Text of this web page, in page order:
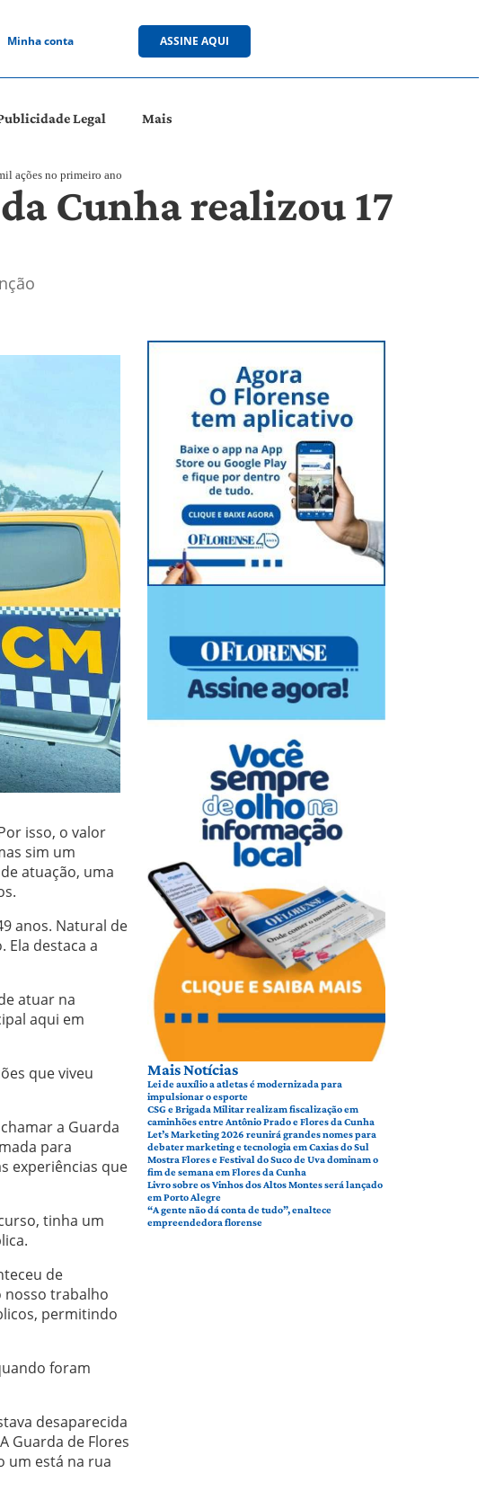
Minha conta ASSINE AQUI
Legal Mais
ações no primeiro ano
Cunha realizou 17
isso, o valor
sim um
atuação, uma
anos. Natural de
Ela destaca a
atuar na
aqui em
que viveu
a Guarda
para
experiências que
tinha um
de
nosso trabalho
permitindo
foram
desaparecida
Guarda de Flores
um está na rua
Mais Notícias
Lei de auxílio a atletas é modernizada para
impulsionar o esporte
CSG e Brigada Militar realizam fiscalização em
caminhões entre Antônio Prado e Flores da Cunha
Let’s Marketing 2026 reunirá grandes nomes para
debater marketing e tecnologia em Caxias do Sul
Mostra Flores e Festival do Suco de Uva dominam o
fim de semana em Flores da Cunha
Livro sobre os Vinhos dos Altos Montes será lançado
em Porto Alegre
“A gente não dá conta de tudo”, enaltece
empreendedora florense